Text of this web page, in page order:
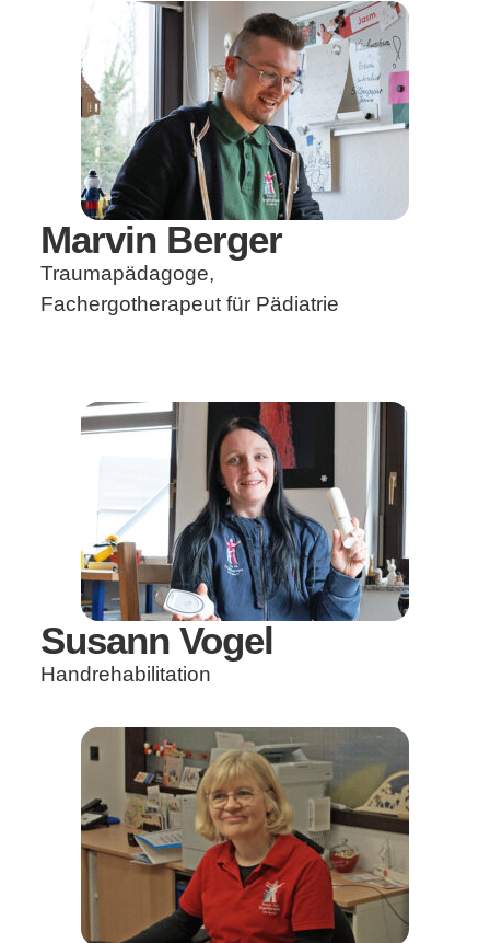
Marvin Berger
Traumapädagoge,
Fachergotherapeut für Pädiatrie
Susann Vogel
Handrehabilitation